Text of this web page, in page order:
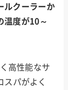
ルクーラーか
温度が10～
高性能なサ
スパがよく